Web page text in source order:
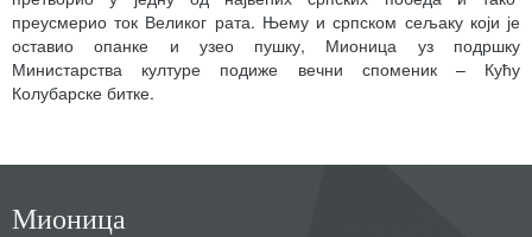
преусмерио ток Великог рата. Њему и српском сељаку који је
оставио опанке и узео пушку, Мионица уз подршку
Министарства културе подиже вечни споменик – Кућу
Колубарске битке.
Мионица